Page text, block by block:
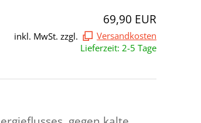
69,90 EUR
inkl. MwSt. zzgl.
Versandkosten
Lieferzeit: 2-5 Tage